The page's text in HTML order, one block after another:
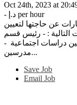
Oct 24th, 2023 at
- د.إ per hour
عن حاجتها لتعيين
: - رئيس قسم
دراسات اجتماعية -
مدرسين...
Save Job
Email Job